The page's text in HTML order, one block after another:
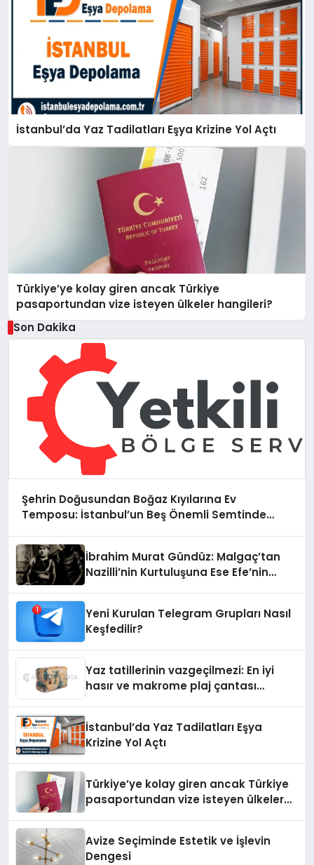
İstanbul’da Yaz Tadilatları Eşya Krizine Yol Açtı
Türkiye’ye kolay giren ancak Türkiye
pasaportundan vize isteyen ülkeler hangileri?
Son Dakika
Şehrin Doğusundan Boğaz Kıyılarına Ev
Temposu: İstanbul’un Beş Önemli Semtinde
İbrahim Murat Gündüz: Malgaç’tan
Nazilli’nin Kurtuluşuna Ese Efe’nin
Yeni Kurulan Telegram Grupları Nasıl
Keşfedilir?
Yaz tatillerinin vazgeçilmezi: En iyi
hasır ve makrome plaj çantası
İstanbul’da Yaz Tadilatları Eşya
Krizine Yol Açtı
Türkiye’ye kolay giren ancak Türkiye
pasaportundan vize isteyen ülkeler
Avize Seçiminde Estetik ve İşlevin
Dengesi